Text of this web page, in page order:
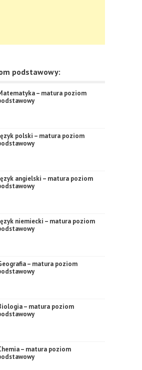
podstawowy:
– matura poziom
polski – matura poziom
angielski – matura poziom
niemiecki – matura poziom
– matura poziom
– matura poziom
– matura poziom